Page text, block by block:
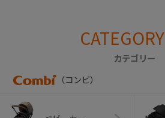
CATEGORY
カテゴリー
（コンビ）